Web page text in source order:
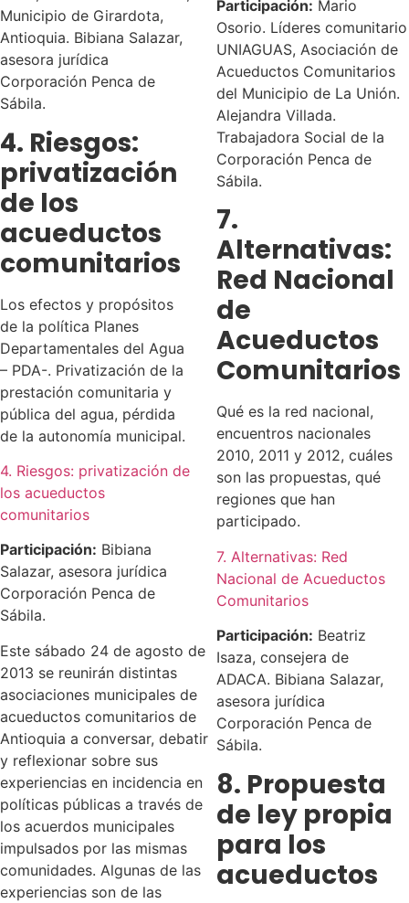
Municipio de Girardota,
Antioquia. Bibiana Salazar,
asesora jurídica
Corporación Penca de
Sábila.
4. Riesgos:
privatización
de los
acueductos
comunitarios
Los efectos y propósitos
de la política Planes
Departamentales del Agua
– PDA-. Privatización de la
prestación comunitaria y
pública del agua, pérdida
de la autonomía municipal.
4. Riesgos: privatización de
los acueductos
comunitarios
Participación: Bibiana
Salazar, asesora jurídica
Corporación Penca de
Sábila.
Participación: Mario
Osorio. Líderes comunitario
UNIAGUAS, Asociación de
Acueductos Comunitarios
del Municipio de La Unión.
Alejandra Villada.
Trabajadora Social de la
Corporación Penca de
Sábila.
7.
Alternativas:
Red Nacional
de
Acueductos
Comunitarios
Qué es la red nacional,
encuentros nacionales
2010, 2011 y 2012, cuáles
son las propuestas, qué
regiones que han
participado.
7. Alternativas: Red
Nacional de Acueductos
Comunitarios
Participación: Beatriz
Isaza, consejera de
ADACA. Bibiana Salazar,
asesora jurídica
Corporación Penca de
Sábila.
8. Propuesta
de ley propia
para los
acueductos
Este sábado 24 de agosto de
2013 se reunirán distintas
asociaciones municipales de
acueductos comunitarios de
Antioquia a conversar, debatir
y reflexionar sobre sus
experiencias en incidencia en
políticas públicas a través de
los acuerdos municipales
impulsados por las mismas
comunidades. Algunas de las
experiencias son de las